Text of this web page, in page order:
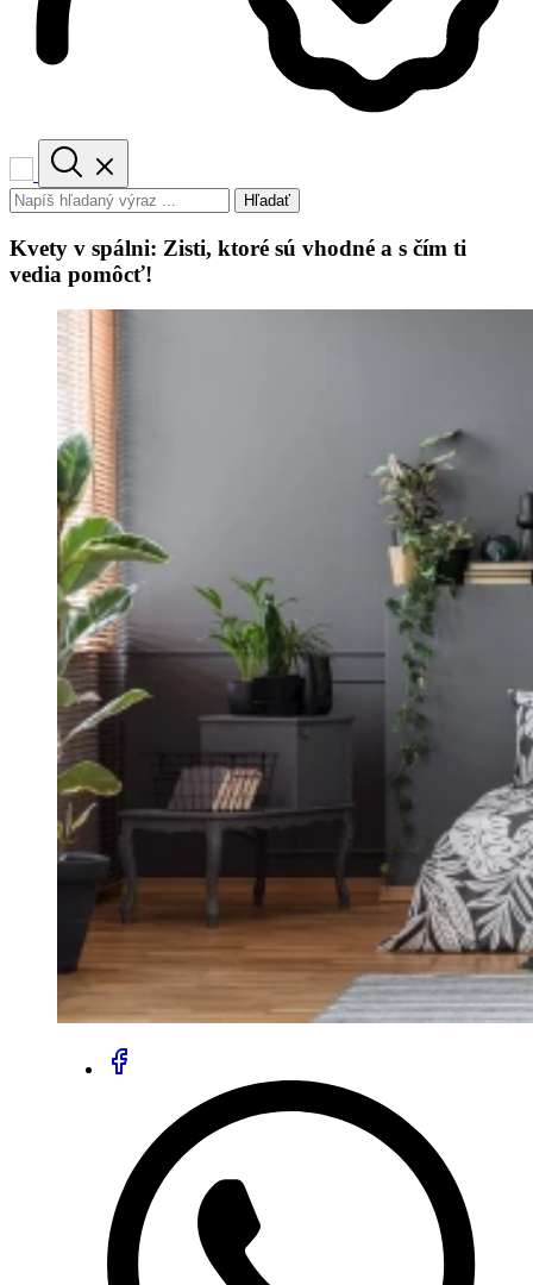
Hľadať
Kvety v spálni: Zisti, ktoré sú vhodné a s čím ti
vedia pomôcť!